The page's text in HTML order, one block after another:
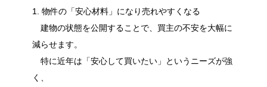
1. 物件の「安心材料」になり売れやすくなる
建物の状態を公開することで、買主の不安を大幅に
減らせます。
特に近年は「安心して買いたい」というニーズが強
く、